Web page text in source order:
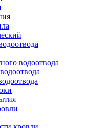
водоотвода